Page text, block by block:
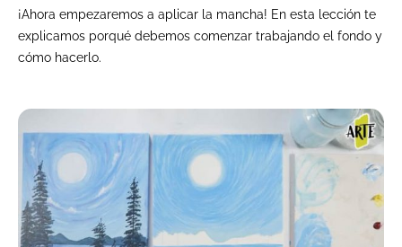
¡Ahora empezaremos a aplicar la mancha! En esta lección te
explicamos porqué debemos comenzar trabajando el fondo y
cómo hacerlo.